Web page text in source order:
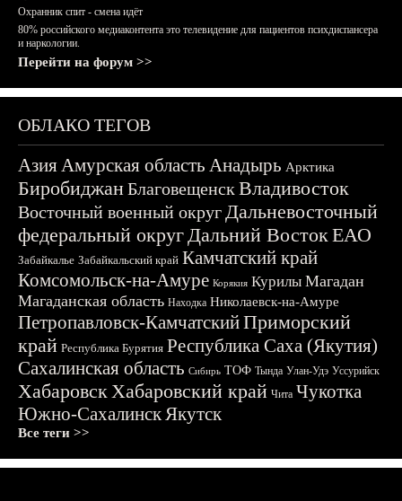
Охранник спит - смена идёт
80% российского медиаконтента это телевидение для пациентов психдиспансера
и наркологии.
Перейти на форум >>
ОБЛАКО ТЕГОВ
АзияАмурская область Анадырь Арктика
БиробиджанБлаговещенскВладивосток
Восточный военный округДальневосточный
федеральный округДальний ВостокЕАО
Забайкалье Забайкальский край Камчатский край
Комсомольск-на-Амуре Корякия Курилы Магадан
Магаданская область Находка Николаевск-на-Амуре
Петропавловск-КамчатскийПриморский
край Республика Бурятия Республика Саха (Якутия)
Сахалинская область Сибирь ТОФ Тында Улан-Удэ Уссурийск
ХабаровскХабаровский край Чита Чукотка
Южно-СахалинскЯкутск
Все теги >>